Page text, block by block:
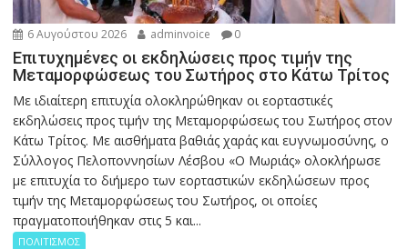
6 Αυγούστου 2026 adminvoice 0
Επιτυχημένες οι εκδηλώσεις προς τιμήν της
Μεταμορφώσεως του Σωτήρος στο Κάτω Τρίτος
Με ιδιαίτερη επιτυχία ολοκληρώθηκαν οι εορταστικές
εκδηλώσεις προς τιμήν της Μεταμορφώσεως του Σωτήρος στον
Κάτω Τρίτος. Με αισθήματα βαθιάς χαράς και ευγνωμοσύνης, ο
Σύλλογος Πελοποννησίων Λέσβου «Ο Μωριάς» ολοκλήρωσε
με επιτυχία το διήμερο των εορταστικών εκδηλώσεων προς
τιμήν της Μεταμορφώσεως του Σωτήρος, οι οποίες
πραγματοποιήθηκαν στις 5 και...
ΠΟΛΙΤΙΣΜΟΣ